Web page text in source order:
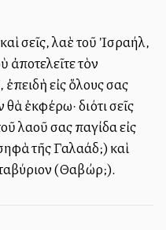
σεῖς, λαὲ τοῦ Ἰσραήλ,
ἀποτελεῖτε τὸν
εἰς ὅλους σας
ἐκφέρω· διότι σεῖς
λαοῦ σας παγίδα εἰς
τῆς Γαλαάδ;) καὶ
(Θαβώρ;).